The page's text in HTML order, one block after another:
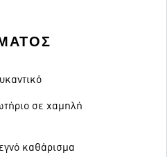
σε χαμηλή
καθάρισμα